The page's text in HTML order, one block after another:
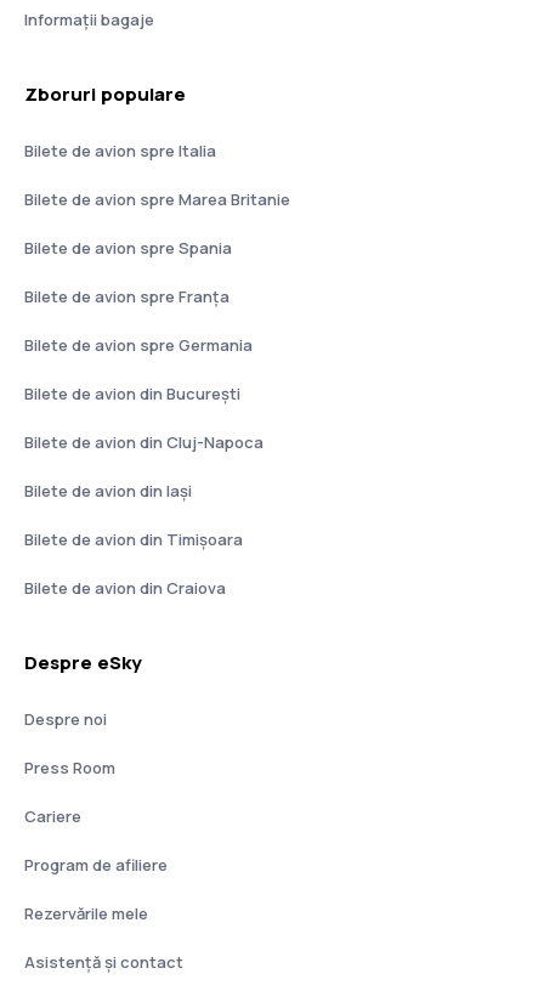
Informații bagaje
Zboruri populare
Bilete de avion spre Italia
Bilete de avion spre Marea Britanie
Bilete de avion spre Spania
Bilete de avion spre Franţa
Bilete de avion spre Germania
Bilete de avion din București
Bilete de avion din Cluj-Napoca
Bilete de avion din Iași
Bilete de avion din Timișoara
Bilete de avion din Craiova
Despre eSky
Despre noi
Press Room
Cariere
Program de afiliere
Rezervările mele
Asistenţă şi contact